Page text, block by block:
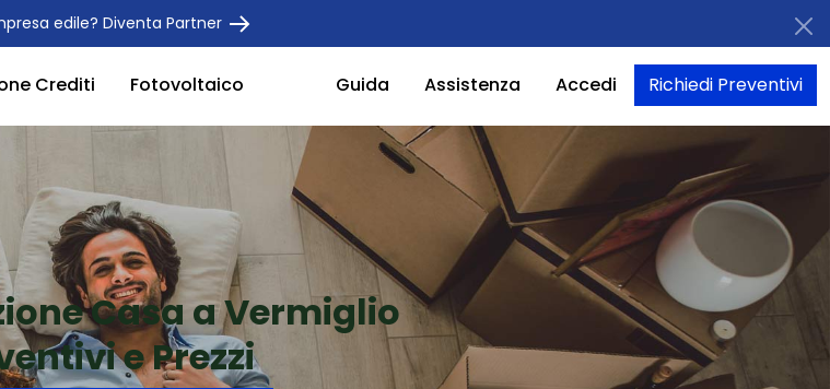
edile? Diventa Partner
Crediti Fotovoltaico Guida Assistenza Accedi Richiedi Preventivi
Casa a Vermiglio
e Prezzi